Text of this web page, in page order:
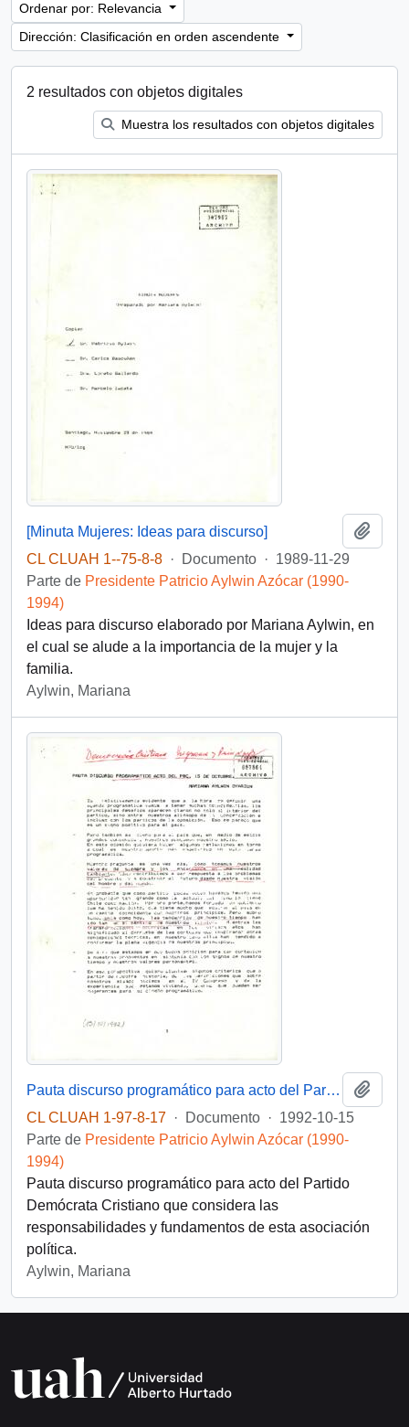
Ordenar por: Relevancia
Dirección: Clasificación en orden ascendente
2 resultados con objetos digitales
Muestra los resultados con objetos digitales
[Minuta Mujeres: Ideas para discurso]
CL CLUAH 1--75-8-8 · Documento · 1989-11-29
Parte de Presidente Patricio Aylwin Azócar (1990-
1994)
Ideas para discurso elaborado por Mariana Aylwin, en
el cual se alude a la importancia de la mujer y la
familia.
Aylwin, Mariana
Pauta discurso programático para acto del Partido Demócrata Cristiano
CL CLUAH 1-97-8-17 · Documento · 1992-10-15
Parte de Presidente Patricio Aylwin Azócar (1990-
1994)
Pauta discurso programático para acto del Partido
Demócrata Cristiano que considera las
responsabilidades y fundamentos de esta asociación
política.
Aylwin, Mariana